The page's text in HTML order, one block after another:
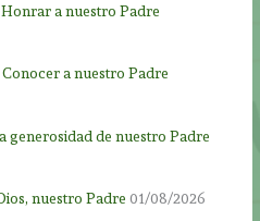
a nuestro Padre
a nuestro Padre
generosidad de nuestro Padre
nuestro Padre 01/08/2026